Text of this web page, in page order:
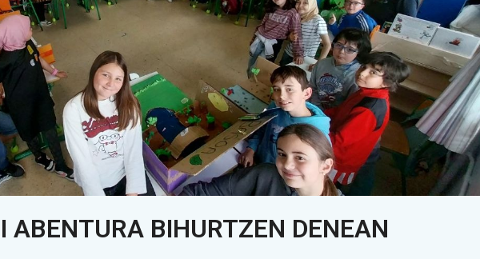
ABENTURA BIHURTZEN DENEAN